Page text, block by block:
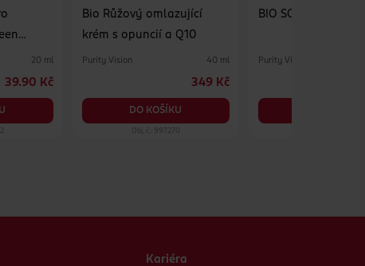
20 ml
39.90 Kč
Bio Růžový omlazující
krém s opuncií a Q10
Purity Vision 40 ml
349 Kč
DO KOŠÍKU
Obj. č.: 997270
BIO SOS
Purity Vision
Kariéra